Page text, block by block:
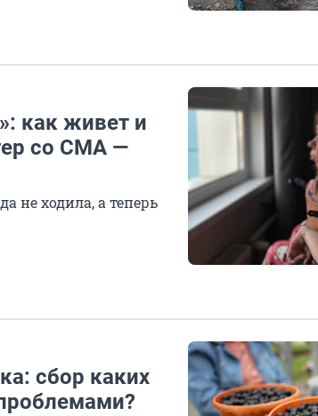
как живет и
со СМА —
не ходила, а теперь
сбор каких